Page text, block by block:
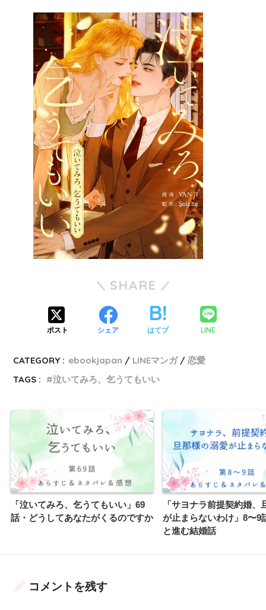
SHARE
ポスト シェア はてブ LINE
CATEGORY : ebookjapan LINEマンガ
恋愛
TAGS :
泣いてみろ、乞うてもいい
「泣いてみろ、乞うてもいい」69
話・どうしてあなたがくるのですか
「サヨナラ前提契約婚、
が止まらないわけ」8〜9
と進む結婚話
コメントを残す